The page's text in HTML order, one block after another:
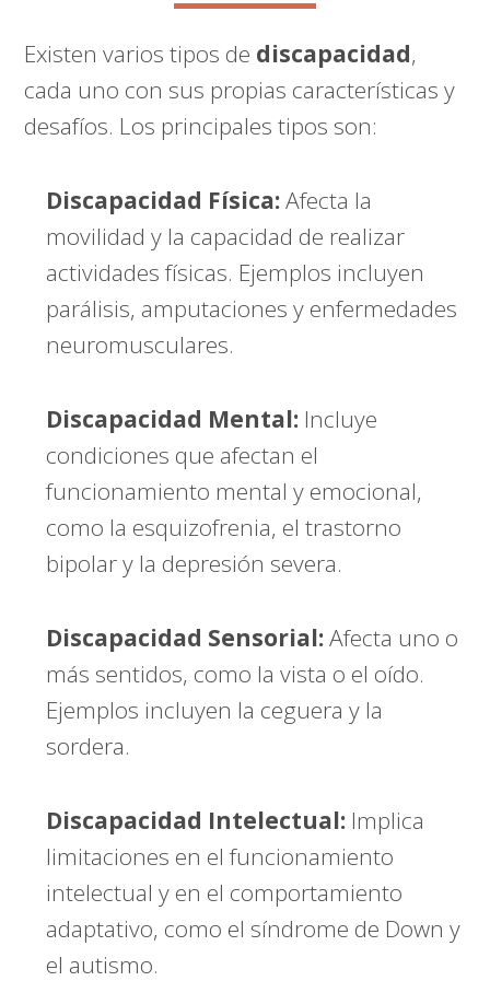
Existen varios tipos de discapacidad,
cada uno con sus propias características y
desafíos. Los principales tipos son:
Discapacidad Física:Afecta la
movilidad y la capacidad de realizar
actividades físicas. Ejemplos incluyen
parálisis, amputaciones y enfermedades
neuromusculares.
Discapacidad Mental: Incluye
condiciones que afectan el
funcionamiento mental y emocional,
como la esquizofrenia, el trastorno
bipolar y la depresión severa.
Discapacidad Sensorial:Afecta uno o
más sentidos, como la vista o el oído.
Ejemplos incluyen la ceguera y la
sordera.
Discapacidad Intelectual: Implica
limitaciones en el funcionamiento
intelectual y en el comportamiento
adaptativo, como el síndrome de Down y
el autismo.